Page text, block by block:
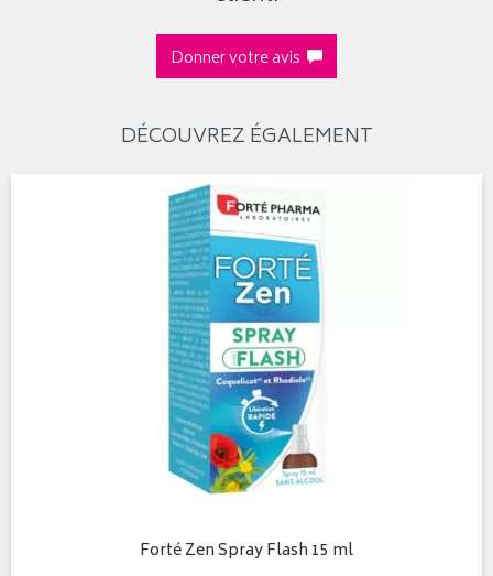
Donner votre avis
DÉCOUVREZ ÉGALEMENT
Forté Zen Spray Flash 15 ml